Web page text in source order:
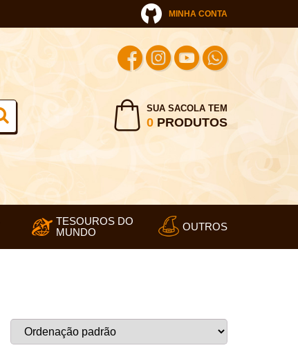
MINHA CONTA
SUA SACOLA TEM
0PRODUTOS
TESOUROS DO
MUNDO
OUTROS